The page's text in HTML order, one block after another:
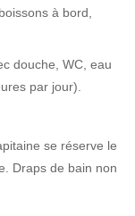
à bord,
douche, WC, eau
par jour).
se réserve le
Draps de bain non